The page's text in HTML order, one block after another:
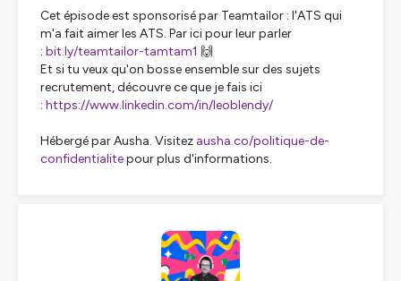
Cet épisode est sponsorisé par Teamtailor : l'ATS qui
m'a fait aimer les ATS. Par ici pour leur parler
: bit.ly/teamtailor-tamtam1 🙌
Et si tu veux qu'on bosse ensemble sur des sujets
recrutement, découvre ce que je fais ici
: https://www.linkedin.com/in/leoblendy/
Hébergé par Ausha. Visitez ausha.co/politique-de-
confidentialitepour plus d'informations.